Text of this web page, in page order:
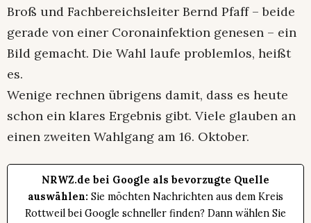
Broß und Fachbereichsleiter Bernd Pfaff – beide
gerade von einer Coronainfektion genesen – ein
Bild gemacht. Die Wahl laufe problemlos, heißt
es.
Wenige rechnen übrigens damit, dass es heute
schon ein klares Ergebnis gibt. Viele glauben an
einen zweiten Wahlgang am 16. Oktober.
NRWZ.de bei Google als bevorzugte Quelle
auswählen: Sie möchten Nachrichten aus dem Kreis
Rottweil bei Google schneller finden? Dann wählen Sie